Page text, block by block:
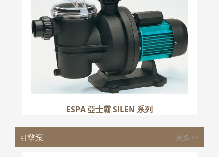
ESPA 亞士霸 SILEN 系列
更多
引擎泵 更多 >>